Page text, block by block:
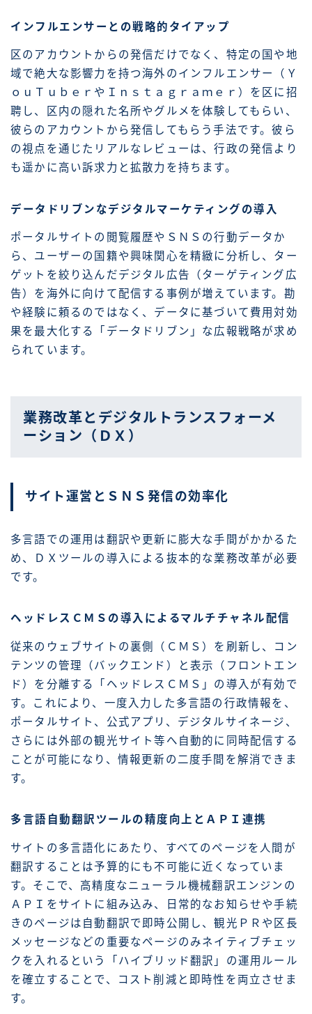
インフルエンサーとの戦略的タイアップ
区のアカウントからの発信だけでなく、特定の国や地
域で絶大な影響力を持つ海外のインフルエンサー（Ｙ
ｏｕＴｕｂｅｒやＩｎｓｔａｇｒａｍｅｒ）を区に招
聘し、区内の隠れた名所やグルメを体験してもらい、
彼らのアカウントから発信してもらう手法です。彼ら
の視点を通じたリアルなレビューは、行政の発信より
も遥かに高い訴求力と拡散力を持ちます。
データドリブンなデジタルマーケティングの導入
ポータルサイトの閲覧履歴やＳＮＳの行動データか
ら、ユーザーの国籍や興味関心を精緻に分析し、ター
ゲットを絞り込んだデジタル広告（ターゲティング広
告）を海外に向けて配信する事例が増えています。勘
や経験に頼るのではなく、データに基づいて費用対効
果を最大化する「データドリブン」な広報戦略が求め
られています。
業務改革とデジタルトランスフォーメ
ーション（ＤＸ）
サイト運営とＳＮＳ発信の効率化
多言語での運用は翻訳や更新に膨大な手間がかかるた
め、ＤＸツールの導入による抜本的な業務改革が必要
です。
ヘッドレスＣＭＳの導入によるマルチチャネル配信
従来のウェブサイトの裏側（ＣＭＳ）を刷新し、コン
テンツの管理（バックエンド）と表示（フロントエン
ド）を分離する「ヘッドレスＣＭＳ」の導入が有効で
す。これにより、一度入力した多言語の行政情報を、
ポータルサイト、公式アプリ、デジタルサイネージ、
さらには外部の観光サイト等へ自動的に同時配信する
ことが可能になり、情報更新の二度手間を解消できま
す。
多言語自動翻訳ツールの精度向上とＡＰＩ連携
サイトの多言語化にあたり、すべてのページを人間が
翻訳することは予算的にも不可能に近くなっていま
す。そこで、高精度なニューラル機械翻訳エンジンの
ＡＰＩをサイトに組み込み、日常的なお知らせや手続
きのページは自動翻訳で即時公開し、観光ＰＲや区長
メッセージなどの重要なページのみネイティブチェッ
クを入れるという「ハイブリッド翻訳」の運用ルール
を確立することで、コスト削減と即時性を両立させま
す。